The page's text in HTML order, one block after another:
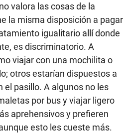
valora las cosas de la
la misma disposición a pagar
igualitario allí donde
es discriminatorio. A
viajar con una mochilita o
otros estarían dispuestos a
el pasillo. A algunos no les
por bus y viajar ligero
aprehensivos y prefieren
esto les cueste más.